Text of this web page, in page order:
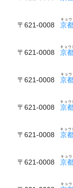
〒621-0008 京
キョウ
〒621-0008 京
キョウ
〒621-0008 京
キョウ
〒621-0008 京
キョウ
〒621-0008 京
キョウ
〒621-0008 京
キョウ
キョウ